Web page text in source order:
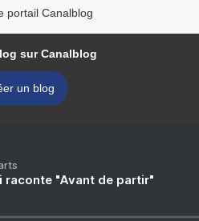
portail Canalblog
sur Canalblog
un blog
raconte "Avant de partir"